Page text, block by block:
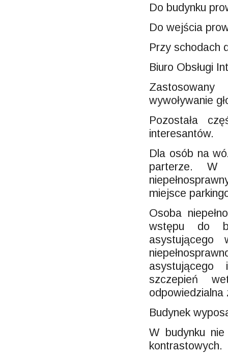
Do budynku
Do wejścia
Przy schodach
Biuro Obsługi
wywoływanie
Pozostała
interesantów.
Dla osób na
parterze.
miejsce
Osoba
wstępu do
asystującego
szczepień
Budynek
W budynku
kontrastowych.